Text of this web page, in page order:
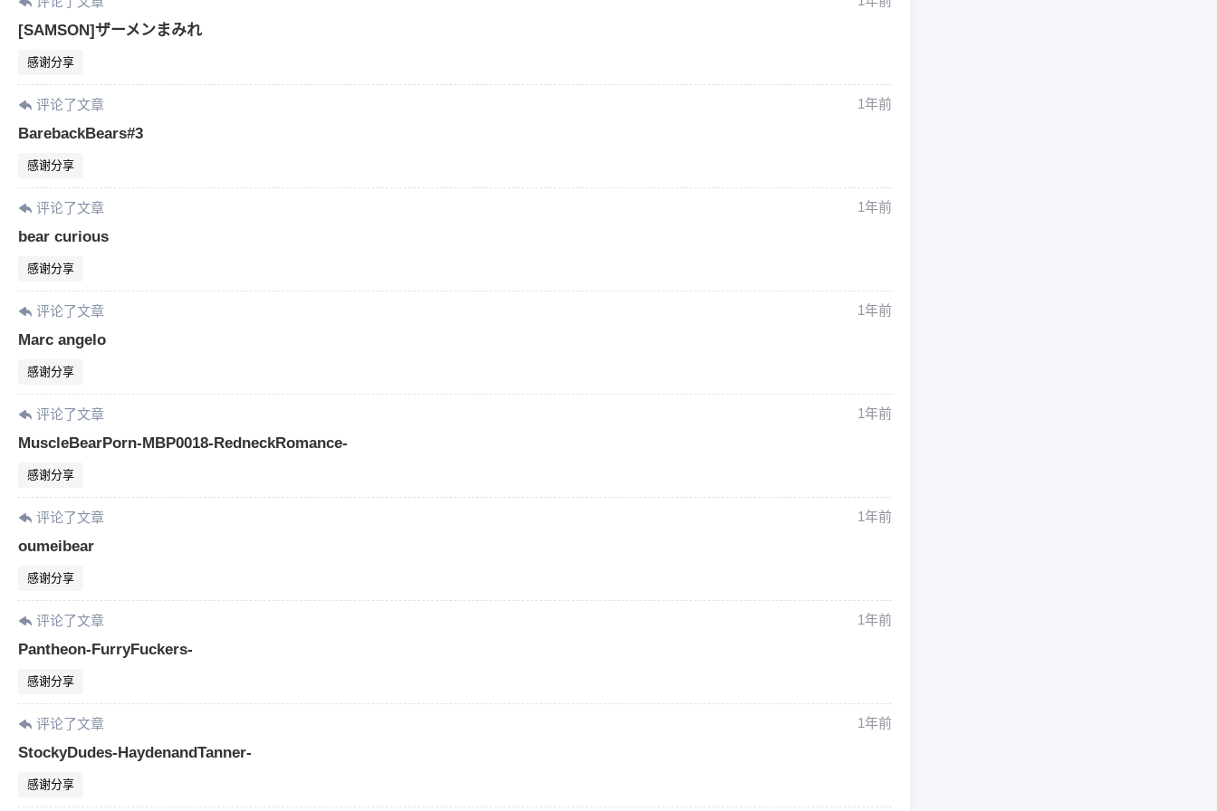
[SAMSON]ザーメンまみれ
感谢分享
评论了文章 1年前
BarebackBears#3
感谢分享
评论了文章 1年前
bear curious
感谢分享
评论了文章 1年前
Marc angelo
感谢分享
评论了文章 1年前
MuscleBearPorn-MBP0018-RedneckRomance-
感谢分享
评论了文章 1年前
oumeibear
感谢分享
评论了文章 1年前
Pantheon-FurryFuckers-
感谢分享
评论了文章 1年前
StockyDudes-HaydenandTanner-
感谢分享